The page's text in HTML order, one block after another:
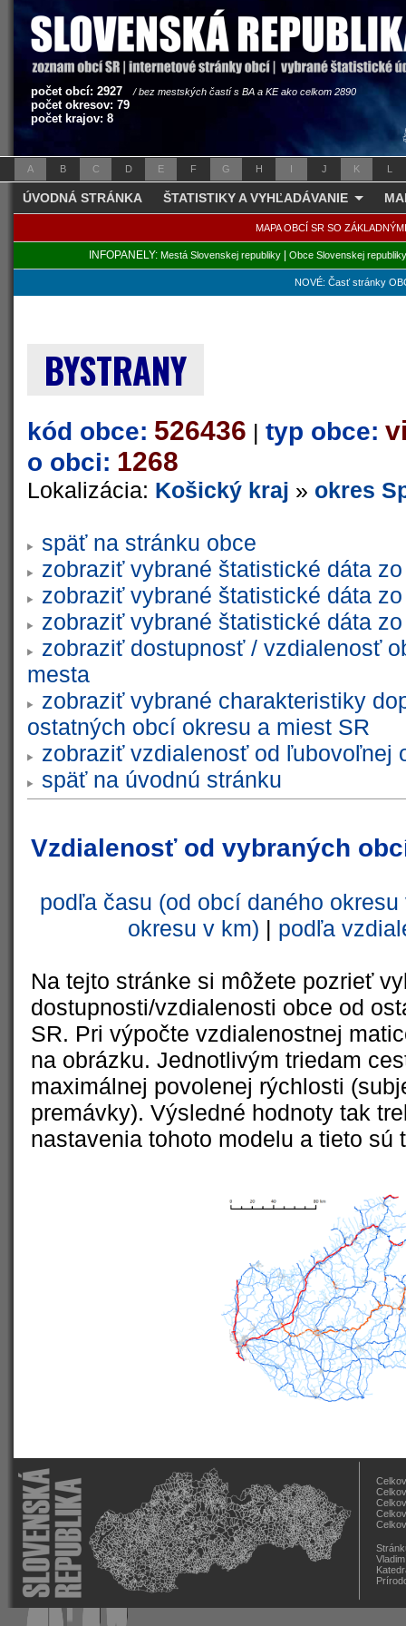
počet obcí: 2927 / bez mestských častí s BA a KE ako celkom 2890
počet okresov: 79
počet krajov: 8
A B C D E F G H I J K L
ÚVODNÁ STRÁNKA ŠTATISTIKY A VYHĽADÁVANIE
MAPA OBCÍ SR SO
INFOPANELY: Mestá Slovenskej republiky| Obce Slovenskej republiky
NOVÉ: Časť stránky
BYSTRANY
kód obce: 526436 | typ obce:
o obci: 1268
Lokalizácia: Košický kraj » okres
späť na stránku obce
zobraziť vybrané štatistické dáta
zobraziť vybrané štatistické dáta
zobraziť vybrané štatistické dáta
zobraziť dostupnosť / vzdialenosť
mesta
zobraziť vybrané charakteristiky
ostatných obcí okresu a miest SR
zobraziť vzdialenosť od ľubovoľnej
späť na úvodnú stránku
Vzdialenosť od vybraných
podľa času (od obcí daného okresu
okresu v km) | podľa
Na tejto stránke si môžete pozrieť
dostupnosti/vzdialenosti obce od
SR. Pri výpočte vzdialenostnej
na obrázku. Jednotlivým triedam
maximálnej povolenej rýchlosti
premávky). Výsledné hodnoty tak
nastavenia tohoto modelu a tieto